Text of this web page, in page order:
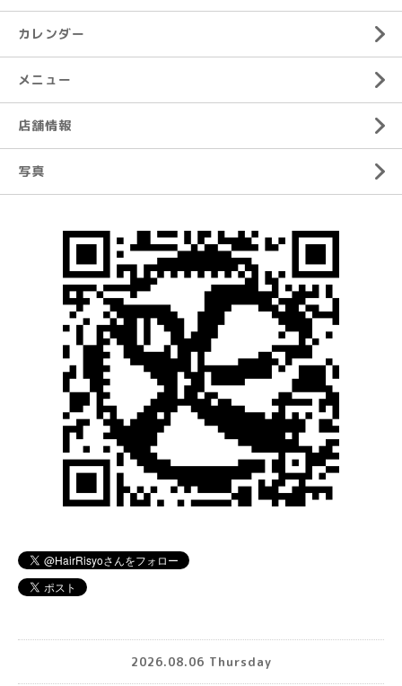
カレンダー
メニュー
店舗情報
写真
2026.08.06 Thursday